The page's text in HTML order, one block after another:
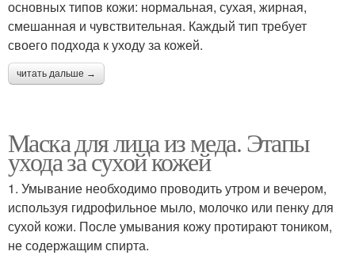
основных типов кожи: нормальная, сухая, жирная,
смешанная и чувствительная. Каждый тип требует
своего подхода к уходу за кожей.
читать дальше →
Маска для лица из меда. Этапы
ухода за сухой кожей
1. Умывание необходимо проводить утром и вечером,
используя гидрофильное мыло, молочко или пенку для
сухой кожи. После умывания кожу протирают тоником,
не содержащим спирта.